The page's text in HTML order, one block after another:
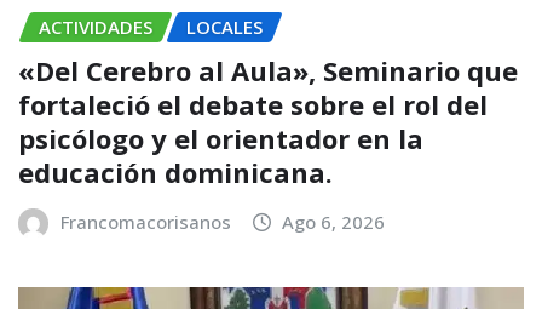
ACTIVIDADES LOCALES
«Del Cerebro al Aula», Seminario que
fortaleció el debate sobre el rol del
psicólogo y el orientador en la
educación dominicana.
Francomacorisanos Ago 6, 2026